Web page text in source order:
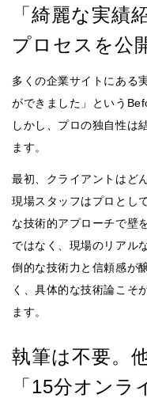
「綺麗な実績
プロセスを公
多くの企業サイトにある
ができました」という
しかし、プロの独自性は
ます。
最初、クライアントはど
現場スタッフはプロとし
な技術的アプローチで壁
ではなく、現場のリアル
倒的な技術力と信頼感が
く、具体的な技術論こそ
ます。
執筆は不要。
「15分オン